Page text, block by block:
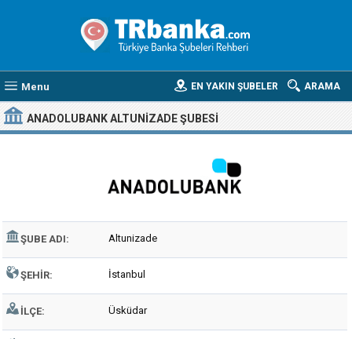
Menu ARAMA
EN YAKIN ŞUBELER
ANADOLUBANK ALTUNIZADE ŞUBESI
ŞUBE ADI: Altunizade
ŞEHIR: İstanbul
İLÇE: Üsküdar